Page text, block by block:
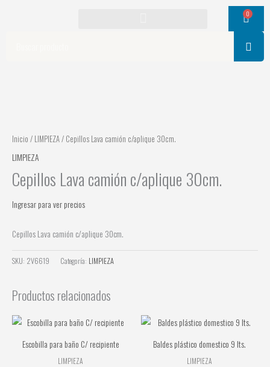
0
Cart
Inicio / LIMPIEZA/ Cepillos Lava camión c/aplique 30cm.
LIMPIEZA
Cepillos Lava camión c/aplique 30cm.
Ingresar para ver precios
Cepillos Lava camión c/aplique 30cm.
SKU: 2V6619 Categoría: LIMPIEZA
Productos relacionados
Escobilla para baño C/ recipiente
LIMPIEZA
Baldes plástico domestico 9 lts.
LIMPIEZA